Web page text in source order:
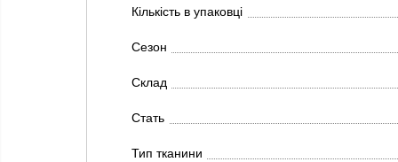
Кількість в упаковці
Сезон
Склад
Стать
Тип тканини